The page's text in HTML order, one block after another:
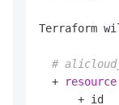
variable
type
Terraform
#
  +
resource
+ id